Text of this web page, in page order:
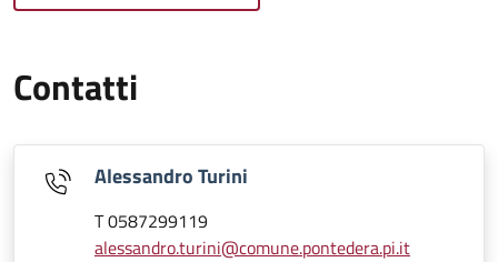
Contatti
Alessandro Turini
T 0587299119
alessandro.turini@comune.pontedera.pi.it